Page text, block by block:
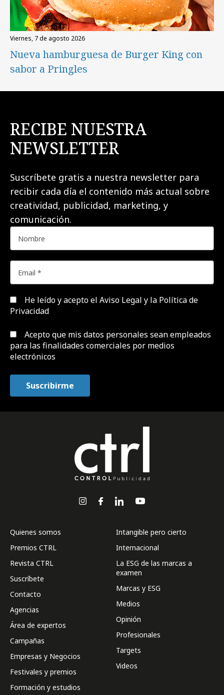
viernes, 7 de agosto 2026
Nueva hamburguesa de Burger King con
sabor a Pringles
RECIBE NUESTRA
NEWSLETTER
Suscríbete gratis a nuestra newsletter para
recibir cada día el contenido más actual sobre
creatividad, publicidad, marketing, y
comunicación.
He leído y acepto el Aviso Legal y la Política de
Privacidad
Acepto que mis datos personales sean empleados
para las finalidades comerciales por medios
electrónicos
Quienes somos
Premios CTRL
Revista CTRL
Suscríbete
Contacto
Agencias
Área de expertos
Campañas
Empresas y Negocios
Festivales y premios
Formación y estudios
Intangible pero cierto
Internacional
La ESG de las marcas a
examen
Marcas y ESG
Medios
Opinión
Profesionales
Targets
Videos